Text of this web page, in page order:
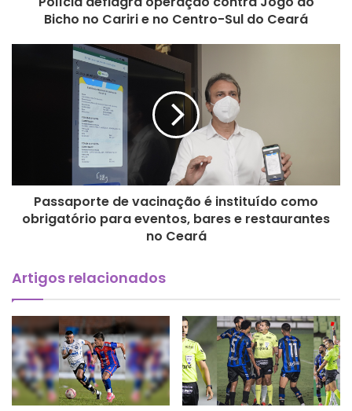
Bicho no Cariri e no Centro-Sul do Ceará
Passaporte de vacinação é instituído como
obrigatório para eventos, bares e restaurantes
no Ceará
Artigos relacionados